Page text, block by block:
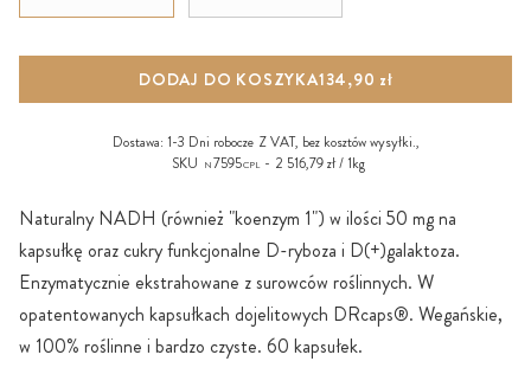
Naturalny NADH (również "koenzym 1") w ilości 50 mg na
kapsułkę oraz cukry funkcjonalne D-ryboza i D(+)galaktoza.
Enzymatycznie ekstrahowane z surowców roślinnych. W
opatentowanych kapsułkach dojelitowych DRcaps®. Wegańskie,
w 100% roślinne i bardzo czyste. 60 kapsułek.
DODAJ DO KOSZYKA134,90 zł
Dostawa: 1-3 Dni robocze Z VAT, bez kosztów wysyłki.,
SKU
N7595CPL 2 516,79 zł / 1kg